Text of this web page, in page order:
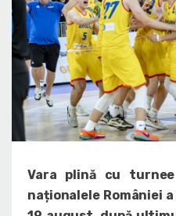
Vara plină cu
naționalele României